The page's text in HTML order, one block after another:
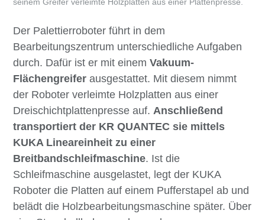
Der Palettierroboter führt in dem
Bearbeitungszentrum unterschiedliche Aufgaben
durch. Dafür ist er mit einemVakuum-
Flächengreifer ausgestattet. Mit diesem nimmt
der Roboter verleimte Holzplatten aus einer
Dreischichtplattenpresse auf. Anschließend
transportiert der KR QUANTEC sie mittels
KUKA Lineareinheit zu einer
Breitbandschleifmaschine. Ist die
Schleifmaschine ausgelastet, legt der KUKA
Roboter die Platten auf einem Pufferstapel ab und
belädt die Holzbearbeitungsmaschine später. Über